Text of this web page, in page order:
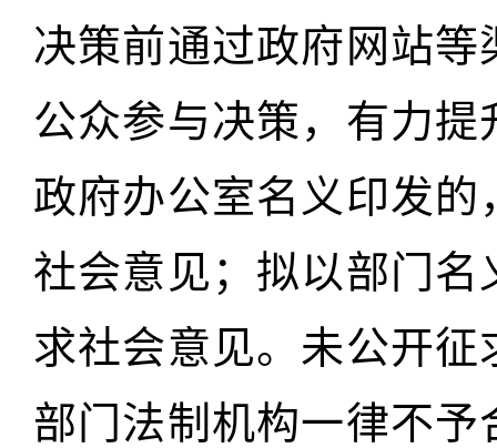
决策前通过政府网站
公众参与决策，有力
政府办公室名义印发
社会意见；拟以部门
求社会意见。未公开
部门法制机构一律不